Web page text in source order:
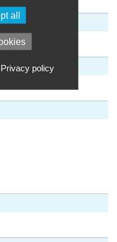
all
Privacy policy